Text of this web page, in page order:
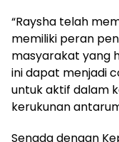
“Raysha telah
memiliki peran
masyarakat yang
ini dapat menjadi
untuk aktif dalam
kerukunan
Senada dengan